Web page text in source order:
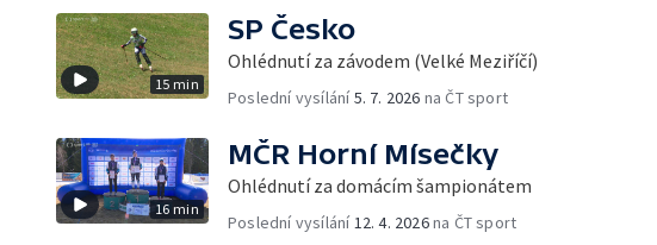
15 min
SP Česko
Ohlédnutí za závodem (Velké Meziříčí)
Poslední vysílání5. 7. 2026 na ČT sport
16 min
MČR Horní Mísečky
Ohlédnutí za domácím šampionátem
Poslední vysílání12. 4. 2026na ČT sport